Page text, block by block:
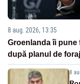
8 aug. 2026, 13:35
Groenlanda îi pune
după planul de foraj
8